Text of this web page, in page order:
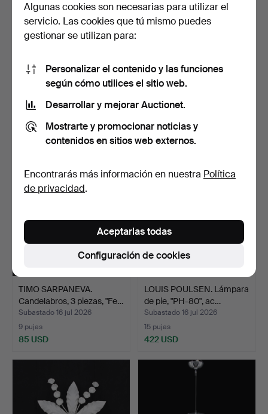
LÁMPARAS DE MESA, 2
uds., LATÓN, metal, pa…
Subastado 17 jul 2026
1 puja
32 USD
CANDELEROS, 3 uds.,
estilo gustaviano, de …
17 pujas
180 USD
TIMO SARPANEVA.
Candelabros, 3 piezas, "Fe…
Subastado 16 jul 2026
9 pujas
85 USD
LOUIS POULSEN. Lámpara
de pie, "PH-80", ac…
Subastado 16 jul 2026
15 pujas
422 USD
Algunas cookies son necesarias para utilizar el
servicio. Las cookies que tú mismo puedes
gestionar se utilizan para:
Personalizar el contenido y las funciones
según cómo utilices el sitio web.
Desarrollar y mejorar Auctionet.
Mostrarte y promocionar noticias y
contenidos en sitios web externos.
Encontrarás más información en nuestra Política
de privacidad.
Configuración de cookies
Aceptarlas todas